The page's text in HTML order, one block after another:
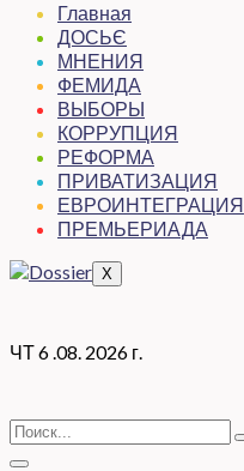
Главная
ДОСЬЄ
МНЕНИЯ
ФЕМИДА
ВЫБОРЫ
КОРРУПЦИЯ
РЕФОРМА
ПРИВАТИЗАЦИЯ
ЕВРОИНТЕГРАЦИЯ
ПРЕМЬЕРИАДА
X
ЧТ 6 .08. 2026 г.